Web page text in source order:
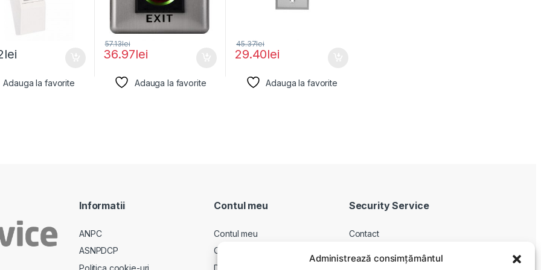
Administrează consimțământul
lei
Adauga la favorite
36.97lei
57.13lei
Adauga la favorite
29.40lei
45.37lei
Adauga la favorite
Informatii
ANPC
ASNPDCP
Politica cookie-uri
Contul meu
Contul meu
Comenzi
Descarcari
Security Service
Contact